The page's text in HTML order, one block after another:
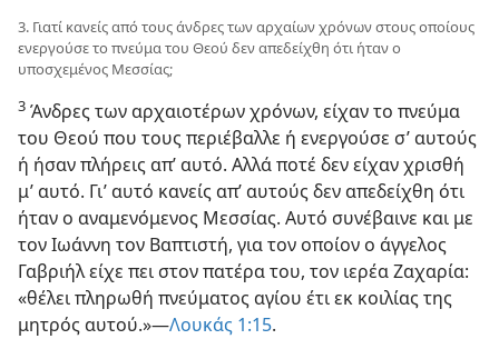
3. Γιατί κανείς από τους άνδρες των αρχαίων χρόνων στους οποίους
ενεργούσε το πνεύμα του Θεού δεν απεδείχθη ότι ήταν ο
υποσχεμένος Μεσσίας;
3 Άνδρες των αρχαιοτέρων χρόνων, είχαν το πνεύμα
του Θεού που τους περιέβαλλε ή ενεργούσε σ’ αυτούς
ή ήσαν πλήρεις απ’ αυτό. Αλλά ποτέ δεν είχαν χρισθή
μ’ αυτό. Γι’ αυτό κανείς απ’ αυτούς δεν απεδείχθη ότι
ήταν ο αναμενόμενος Μεσσίας. Αυτό συνέβαινε και με
τον Ιωάννη τον Βαπτιστή, για τον οποίον ο άγγελος
Γαβριήλ είχε πει στον πατέρα του, τον ιερέα Ζαχαρία:
«θέλει πληρωθή πνεύματος αγίου έτι εκ κοιλίας της
μητρός αυτού.»—Λουκάς 1:15.